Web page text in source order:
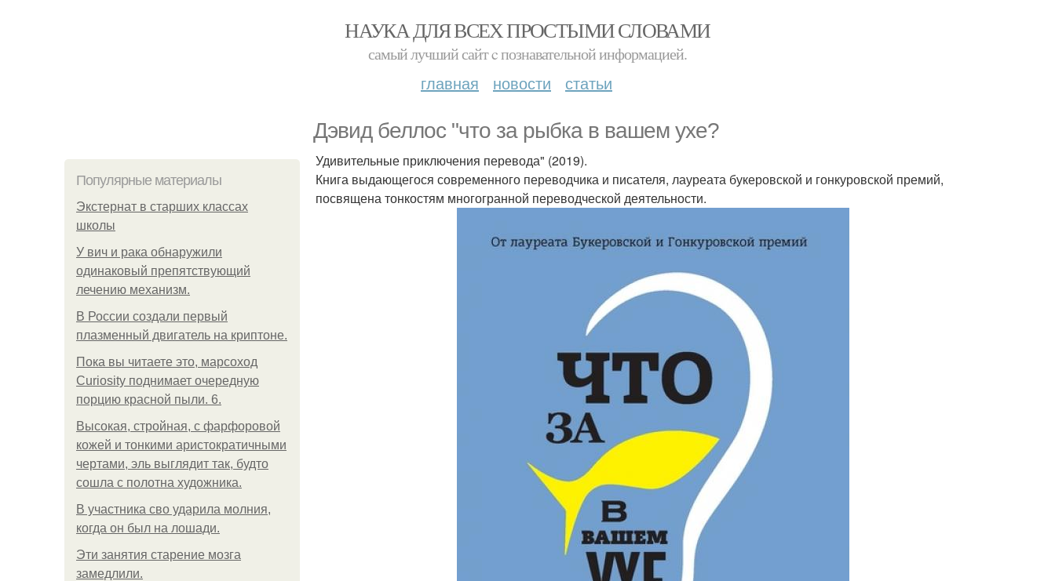
НАУКА ДЛЯ ВСЕХ ПРОСТЫМИ СЛОВАМИ
самый лучший сайт c познавательной информацией.
главная новости статьи
Дэвид беллос "что за рыбка в вашем ухе?
Популярные материалы
Экстернат в старших классах
школы
У вич и рака обнаружили
одинаковый препятствующий
лечению механизм.
В России создали первый
плазменный двигатель на криптоне.
Пока вы читаете это, марсоход
Curiosity поднимает очередную
порцию красной пыли. 6.
Высокая, стройная, с фарфоровой
кожей и тонкими аристократичными
чертами, эль выглядит так, будто
сошла с полотна художника.
В участника сво ударила молния,
когда он был на лошади.
Эти занятия старение мозга
замедлили.
Удивительные приключения перевода" (2019).
Книга выдающегося современного переводчика и писателя, лауреата букеровской и гонкуровской премий,
посвящена тонкостям многогранной переводческой деятельности.